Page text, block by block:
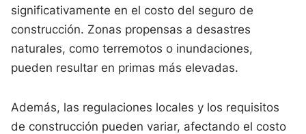
significativamente en el costo del seguro de
construcción. Zonas propensas a desastres
naturales, como terremotos o inundaciones,
pueden resultar en primas más elevadas.
Además, las regulaciones locales y los requisitos
de construcción pueden variar, afectando el costo